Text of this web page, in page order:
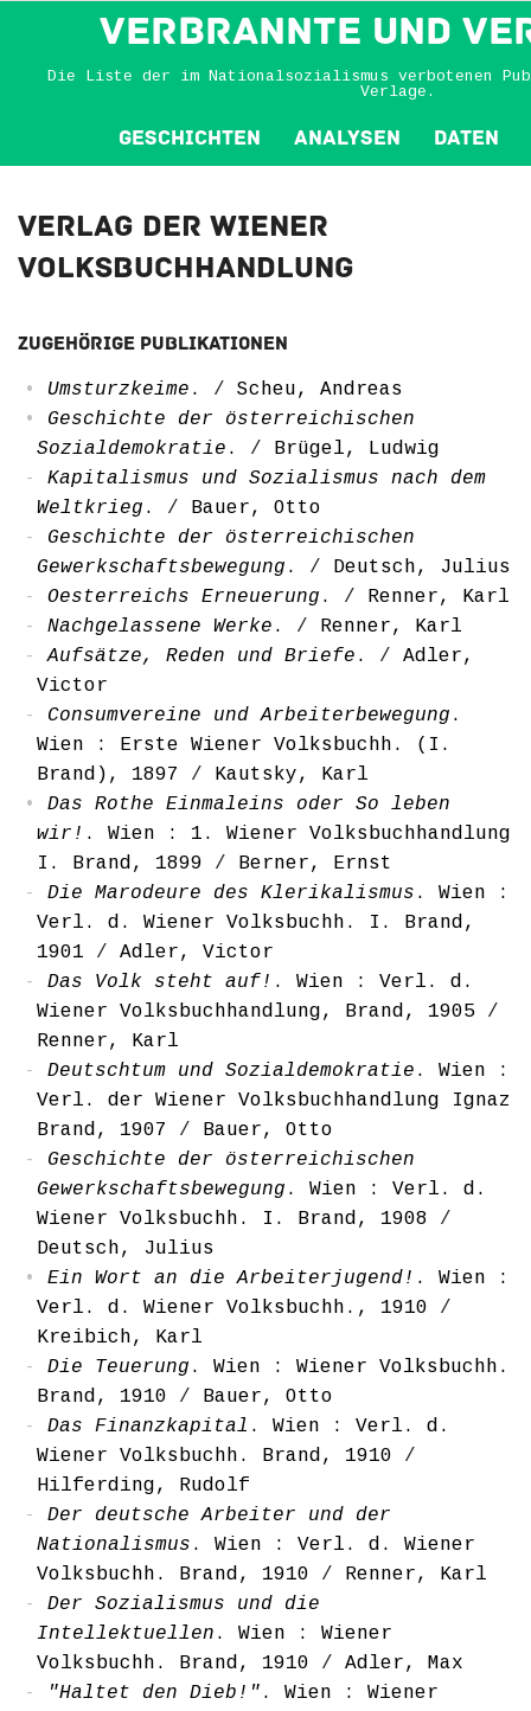
VERBRANNTE und
Die Liste der im Nationalsozialismus verbotenen
Verlage.
Geschichten Analysen Daten
Verlag der Wiener
Volksbuchhandlung
Zugehörige Publikationen
Umsturzkeime . / Scheu, Andreas
Geschichte der österreichischen
Sozialdemokratie . / Brügel, Ludwig
Kapitalismus und Sozialismus nach dem
Weltkrieg . / Bauer, Otto
Geschichte der österreichischen
Gewerkschaftsbewegung . / Deutsch, Julius
Oesterreichs Erneuerung . / Renner, Karl
Nachgelassene Werke . / Renner, Karl
Aufsätze, Reden und Briefe . / Adler,
Victor
Consumvereine und Arbeiterbewegung .
Wien : Erste Wiener Volksbuchh. (I.
Brand), 1897
/ Kautsky, Karl
Das Rothe Einmaleins oder So leben
wir! . Wien : 1. Wiener Volksbuchhandlung
I. Brand, 1899 / Berner, Ernst
Die Marodeure des Klerikalismus . Wien :
Verl. d. Wiener Volksbuchh. I. Brand,
1901 / Adler, Victor
Das Volk steht auf! . Wien : Verl. d.
Wiener Volksbuchhandlung, Brand, 1905 /
Renner, Karl
Deutschtum und Sozialdemokratie . Wien :
Verl. der Wiener Volksbuchhandlung Ignaz
Brand, 1907
/ Bauer, Otto
Geschichte der österreichischen
Gewerkschaftsbewegung . Wien : Verl. d.
Wiener Volksbuchh. I. Brand, 1908 /
Deutsch, Julius
Ein Wort an die Arbeiterjugend! . Wien :
Verl. d. Wiener Volksbuchh., 1910 /
Kreibich, Karl
Die Teuerung . Wien : Wiener Volksbuchh.
Brand, 1910 / Bauer, Otto
Das Finanzkapital . Wien : Verl. d.
Wiener Volksbuchh. Brand, 1910 /
Hilferding, Rudolf
Der deutsche Arbeiter und der
Nationalismus . Wien : Verl. d. Wiener
Volksbuchh. Brand, 1910 / Renner, Karl
Der Sozialismus und die
Intellektuellen . Wien : Wiener
Volksbuchh. Brand, 1910 / Adler, Max
"Haltet den Dieb!" . Wien : Wiener